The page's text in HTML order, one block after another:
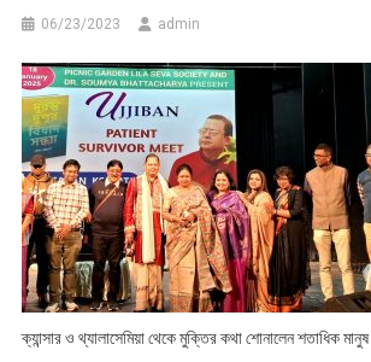
06/23/2023 admin
ক্যান্সার ও থ্যালাসেমিয়া থেকে মুক্তির কথা শোনালেন শতাধিক মানুষ